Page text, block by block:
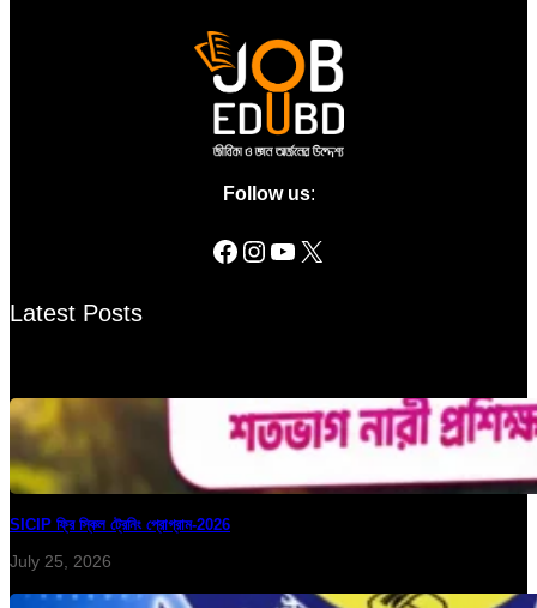
Follow us:
Latest Posts
SICIP ফ্রি স্কিল ট্রেনিং প্রোগ্রাম-2026
July 25, 2026